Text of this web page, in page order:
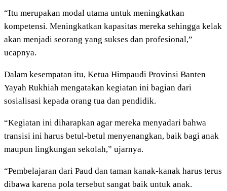
“Itu merupakan modal utama untuk meningkatkan
kompetensi. Meningkatkan kapasitas mereka sehingga kelak
akan menjadi seorang yang sukses dan profesional,”
ucapnya.
Dalam kesempatan itu, Ketua Himpaudi Provinsi Banten
Yayah Rukhiah mengatakan kegiatan ini bagian dari
sosialisasi kepada orang tua dan pendidik.
“Kegiatan ini diharapkan agar mereka menyadari bahwa
transisi ini harus betul-betul menyenangkan, baik bagi anak
maupun lingkungan sekolah,” ujarnya.
“Pembelajaran dari Paud dan taman kanak-kanak harus terus
dibawa karena pola tersebut sangat baik untuk anak.